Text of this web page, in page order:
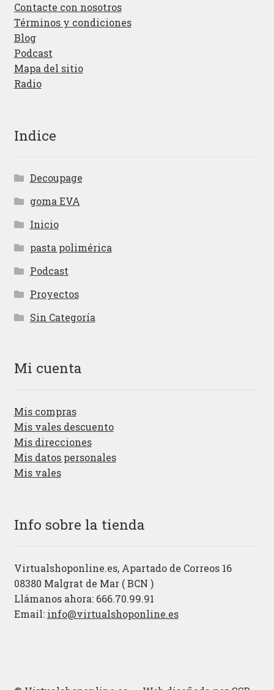
Contacte con nosotros
Términos y condiciones
Blog
Podcast
Mapa del sitio
Radio
Indice
Decoupage
goma EVA
Inicio
pasta polimérica
Podcast
Proyectos
Sin Categoría
Mi cuenta
Mis compras
Mis vales descuento
Mis direcciones
Mis datos personales
Mis vales
Info sobre la tienda
Virtualshoponline.es, Apartado de Correos 16
08380 Malgrat de Mar ( BCN )
Llámanos ahora: 666.70.99.91
Email: info@virtualshoponline.es